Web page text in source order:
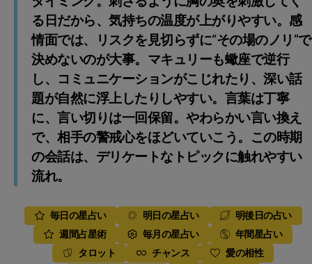
る日だから、気持ちの温度が上がりやすい。感
情面では、リスクを見切らずに“その場のノリ”で
決めないのが大事。マキュリーも蠍座で逆行
し、コミュニケーションがこじれたり、深い話
題が自然に浮上したりしやすい。言葉は丁寧
に、言い切りは一回保留。やわらかい言い換え
で、相手の警戒心をほどいていこう。この時期
の会話は、デリケートなトピックに触れやすい
流れ。
毎日の星占い 明日の星占い
明後日の占い
週間占星術
毎月の星占い
年間星占い
タロット
チャンス
愛の相性